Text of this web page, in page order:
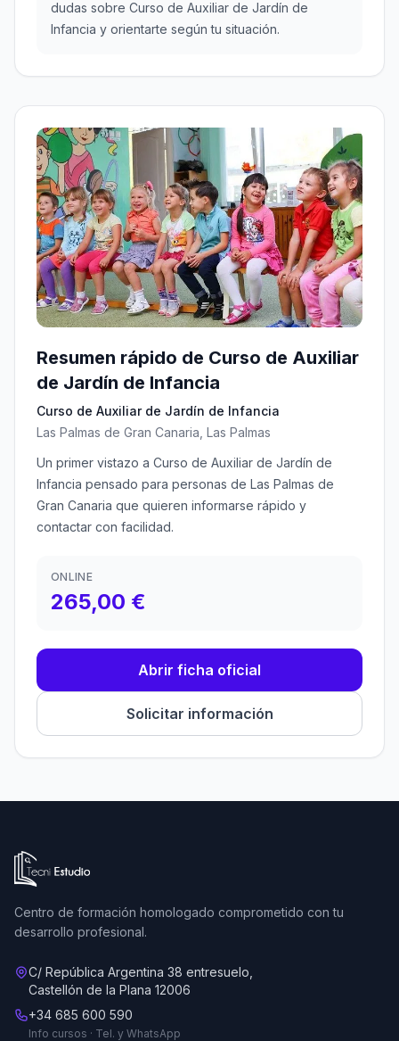
dudas sobre Curso de Auxiliar de Jardín de
Infancia y orientarte según tu situación.
Resumen rápido de Curso de Auxiliar
de Jardín de Infancia
Curso de Auxiliar de Jardín de Infancia
Las Palmas de Gran Canaria, Las Palmas
Un primer vistazo a Curso de Auxiliar de Jardín de
Infancia pensado para personas de Las Palmas de
Gran Canaria que quieren informarse rápido y
contactar con facilidad.
ONLINE
265,00 €
Abrir ficha oficial
Solicitar información
Ir a la página de inicio de Tecni Estudio
Centro de formación homologado comprometido con tu
desarrollo profesional.
C/ República Argentina 38 entresuelo,
Castellón de la Plana 12006
+34 685 600 590
Info cursos · Tel. y WhatsApp